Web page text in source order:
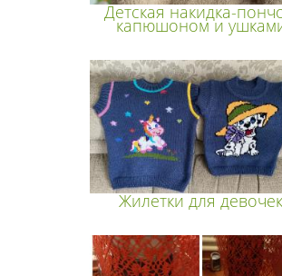
Детская накидка-
капюшоном и
Жилетки для девочек